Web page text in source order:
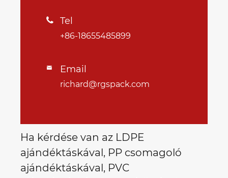
 Tel
+86-18655485899
 Email
richard@rgspack.com
Ha kérdése van az LDPE
ajándéktáskával, PP csomagoló
ajándéktáskával, PVC